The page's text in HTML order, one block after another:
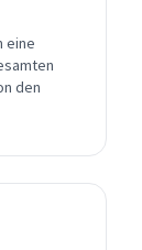
eine
den